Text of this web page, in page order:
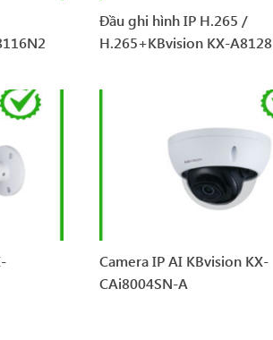
Đầu ghi hình IP H.265 /
H.265+KBvision KX-
Camera IP AI KBvision KX-
CAi8004SN-A